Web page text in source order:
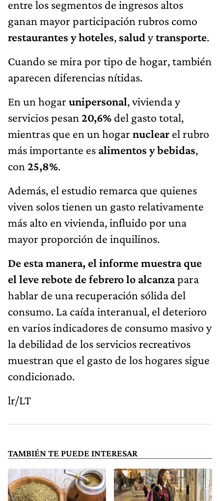
entre los segmentos de ingresos altos
ganan mayor participación rubros como
restaurantes y hoteles, saludytransporte.
Cuando se mira por tipo de hogar, también
aparecen diferencias nítidas.
En un hogar unipersonal, vivienda y
servicios pesan 20,6% del gasto total,
mientras que en un hogar nuclear el rubro
más importante es alimentos y bebidas,
con 25,8%.
Además, el estudio remarca que quienes
viven solos tienen un gasto relativamente
más alto en vivienda, influido por una
mayor proporción de inquilinos.
De esta manera, el informe muestra que
el leve rebote de febrero lo alcanzapara
hablar de una recuperación sólida del
consumo. La caída interanual, el deterioro
en varios indicadores de consumo masivo y
la debilidad de los servicios recreativos
muestran que el gasto de los hogares sigue
condicionado.
lr/LT
TAMBIÉN TE PUEDE INTERESAR